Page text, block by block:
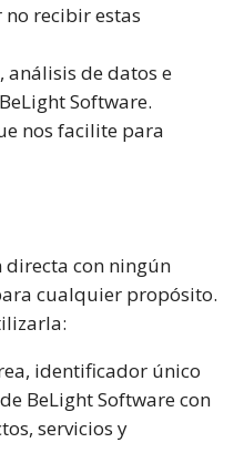
recibir estas
de datos e
Software.
nos facilite para
con ningún
cualquier propósito.
identificador único
BeLight Software con
servicios y